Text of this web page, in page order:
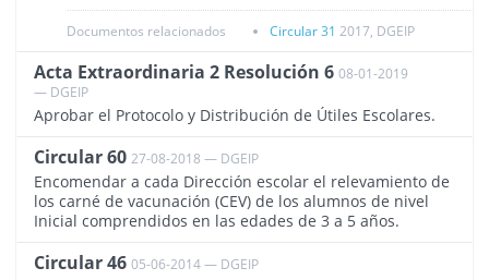
Documentos relacionados Circular 31 2017, DGEIP
Acta Extraordinaria 2 Resolución 6 08-01-2019
— DGEIP
Aprobar el Protocolo y Distribución de Útiles Escolares.
Circular 60 27-08-2018 — DGEIP
Encomendar a cada Dirección escolar el relevamiento de
los carné de vacunación (CEV) de los alumnos de nivel
Inicial comprendidos en las edades de 3 a 5 años.
Circular 46 05-06-2014 — DGEIP